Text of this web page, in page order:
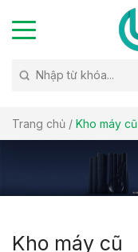
Trang chủ / Kho máy cũ
Kho máy cũ